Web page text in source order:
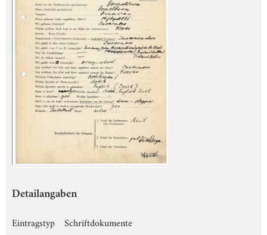
Detailangaben
Eintragstyp
Schriftdokumente